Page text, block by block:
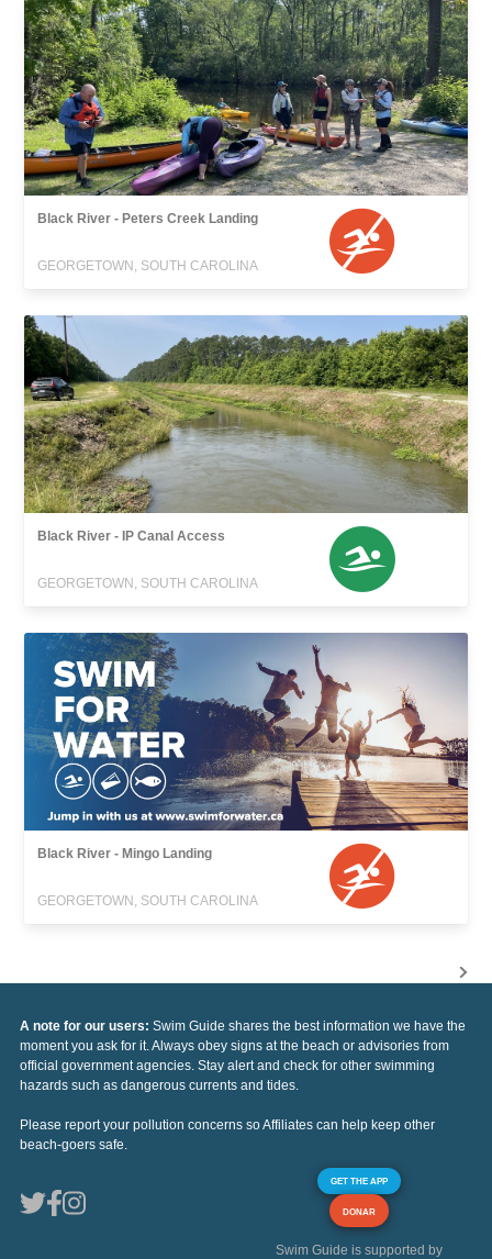
Black River - Peters Creek Landing
GEORGETOWN, SOUTH CAROLINA
Black River - IP Canal Access
GEORGETOWN, SOUTH CAROLINA
Black River - Mingo Landing
GEORGETOWN, SOUTH CAROLINA
A note for our users: Swim Guide shares the best information we have the
moment you ask for it. Always obey signs at the beach or advisories from
official government agencies. Stay alert and check for other swimming
hazards such as dangerous currents and tides.
Please report your pollution concerns so Affiliates can help keep other
beach-goers safe.
GET THE APP
DONAR
Swim Guide is supported by